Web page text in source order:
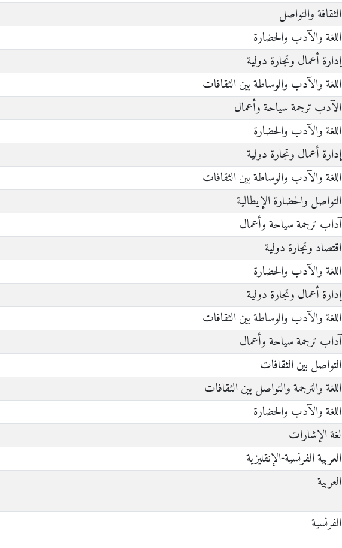
الثقافة والتواصل
اللغة والآدب والحضارة
إدارة أعمال وتجارة دولية
اللغة والآدب والوساطة بين الثقافات
الآدب ترجمة سياحة وأعمال
اللغة والآدب والحضارة
إدارة أعمال وتجارة دولية
اللغة والآدب والوساطة بين الثقافات
التواصل والحضارة الإيطالية
آداب ترجمة سياحة وأعمال
اقتصاد وتجارة دولية
اللغة والآدب والحضارة
إدارة أعمال وتجارة دولية
اللغة والآدب والوساطة بين الثقافات
آداب ترجمة سياحة وأعمال
التواصل بين الثقافات
اللغة والترجمة والتواصل بين الثقافات
اللغة والآدب والحضارة
لغة الإشارات
العربية الفرنسية-الإنقليزية
العربية
الفرنسية